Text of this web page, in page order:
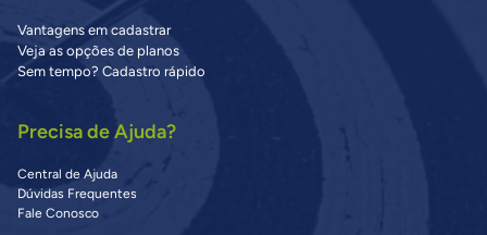
Vantagens em cadastrar
Veja as opções de planos
Sem tempo? Cadastro rápido
Precisa de Ajuda?
Central de Ajuda
Dúvidas Frequentes
Fale Conosco